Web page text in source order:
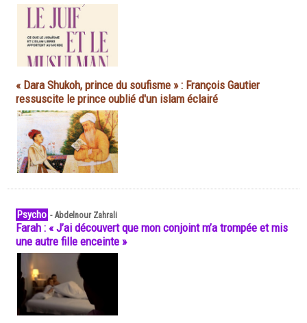
« Dara Shukoh, prince du soufisme » : François Gautier
ressuscite le prince oublié d'un islam éclairé
Psycho -Abdelnour Zahrali
Farah : « J’ai découvert que mon conjoint m’a trompée et mis
une autre fille enceinte »